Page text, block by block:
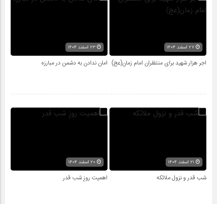
۲۷ اسفند ۱۴۰۴
اجر هزار شهید برای منتظران امام زمان(عج) امان ندادن به دشمن در مبارزه
شب قدر و نزول ملائکه اهمیت روزِ شب قدر